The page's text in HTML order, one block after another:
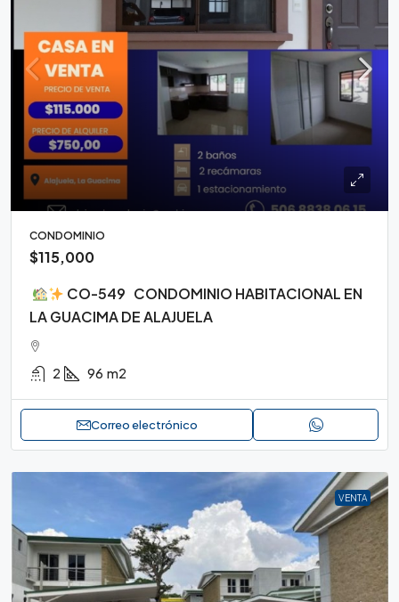
CONDOMINIO
$115,000
CO-549 CONDOMINIO HABITACIONAL EN
LA GUACIMA DE ALAJUELA
2 96 m2
Correo electrónico
VENTA